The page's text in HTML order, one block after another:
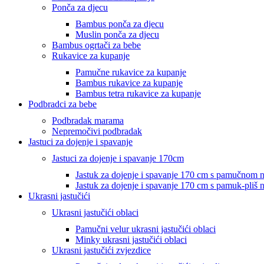
Ponča za djecu
Bambus ponča za djecu
Muslin ponča za djecu
Bambus ogrtači za bebe
Rukavice za kupanje
Pamučne rukavice za kupanje
Bambus rukavice za kupanje
Bambus tetra rukavice za kupanje
Podbradci za bebe
Podbradak marama
Nepremočivi podbradak
Jastuci za dojenje i spavanje
Jastuci za dojenje i spavanje 170cm
Jastuk za dojenje i spavanje 170 cm s pamučnom
Jastuk za dojenje i spavanje 170 cm s pamuk-pliš
Ukrasni jastučići
Ukrasni jastučići oblaci
Pamučni velur ukrasni jastučići oblaci
Minky ukrasni jastučići oblaci
Ukrasni jastučići zvjezdice